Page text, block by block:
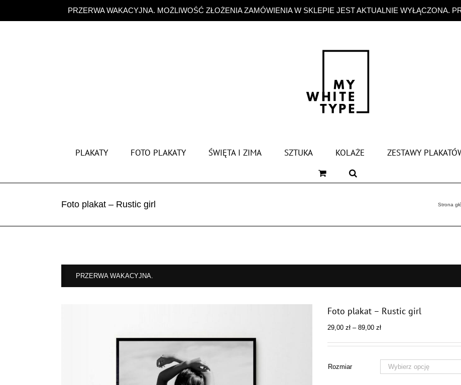
PRZERWA WAKACYJNA. MOŻLIWOŚĆ ZŁOŻENIA ZAMÓWIENIA W SKLEPIE JEST AKTUALNIE WYŁĄCZONA.
zawartości
PLAKATY FOTO PLAKATY ŚWIĘTA I ZIMA SZTUKA KOLAŻE ZESTAWY
Foto plakat – Rustic girl Strona
PRZERWA WAKACYJNA.
Foto plakat – Rustic girl
29,00 zł – 89,00 złZakres
od
89,00 zł
Rozmiar